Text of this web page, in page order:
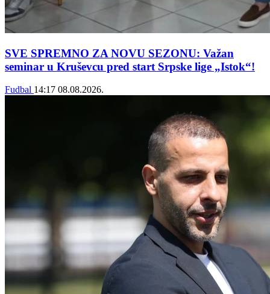
SVE SPREMNO ZA NOVU SEZONU: Važan
seminar u Kruševcu pred start Srpske lige „Istok“!
Fudbal 14:17 08.08.2026.